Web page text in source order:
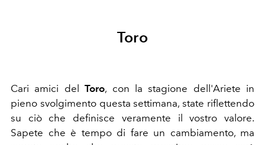
Toro
Cari amici delToro, con la stagione dell'Ariete in
pieno svolgimento questa settimana, state riflettendo
su ciò che definisce veramente il vostro valore.
Sapete che è tempo di fare un cambiamento, ma